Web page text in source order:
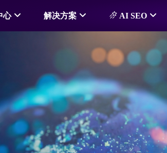
心 解决方案 AI SEO